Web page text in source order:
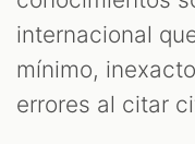
internacional
mínimo,
errores al citar